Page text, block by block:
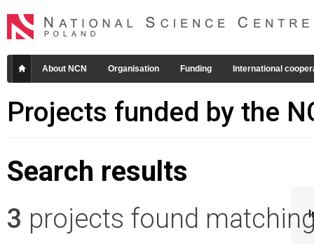
About NCN Organisation Funding International
Projects funded by the
Search results
3 projects found